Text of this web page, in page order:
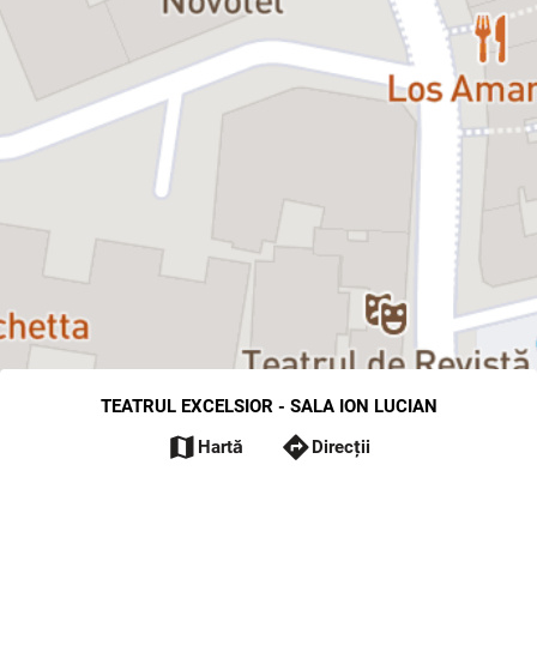
TEATRUL EXCELSIOR - SALA ION LUCIAN
map Hartă directionsDirecții